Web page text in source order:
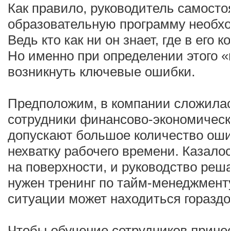
Как правило, руководитель
образовательную программу
Ведь кто как ни он знает, где в его
Но именно при определении этого
возникнуть ключевые ошибки.
Предположим, в компании
сотрудники финансово-
допускают большое количество
нехватку рабочего времени.
на поверхности, и руководство
нужен тренинг по тайм-
ситуации может находиться